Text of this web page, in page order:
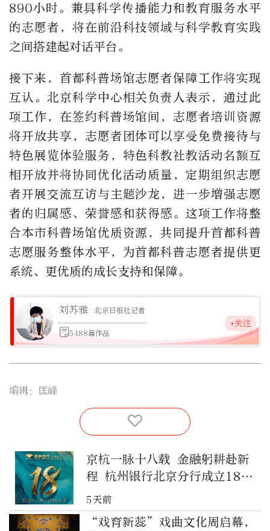
890小时。兼具科学传播能力和教育服务水平
的志愿者，将在前沿科技领域与科学教育实践
之间搭建起对话平台。
接下来，首都科普场馆志愿者保障工作将实现
互认。北京科学中心相关负责人表示，通过此
项工作，在签约科普场馆间，志愿者培训资源
将开放共享，志愿者团体可以享受免费接待与
特色展览体验服务，特色科教社教活动名额互
相开放并将协同优化活动质量，定期组织志愿
者开展交流互访与主题沙龙，进一步增强志愿
者的归属感、荣誉感和获得感。这项工作将整
合本市科普场馆优质资源，共同提升首都科普
志愿服务整体水平，为首都科普志愿者提供更
系统、更优质的成长支持和保障。
刘苏雅 北京日报社记者
5488篇作品
+关注
编辑：匡峰
京杭一脉十八载 金融躬耕赴新
程 杭州银行北京分行成立18周
年
5天前
“戏育新蕊”戏曲文化周启幕，